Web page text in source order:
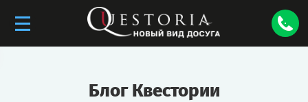
Блог Квестории